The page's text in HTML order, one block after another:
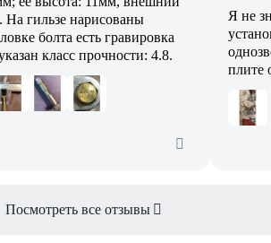
На гильзе нарисованы
болта есть гравировка
класс прочности: 4.8.
Я не
плите
Посмотреть все отзывы